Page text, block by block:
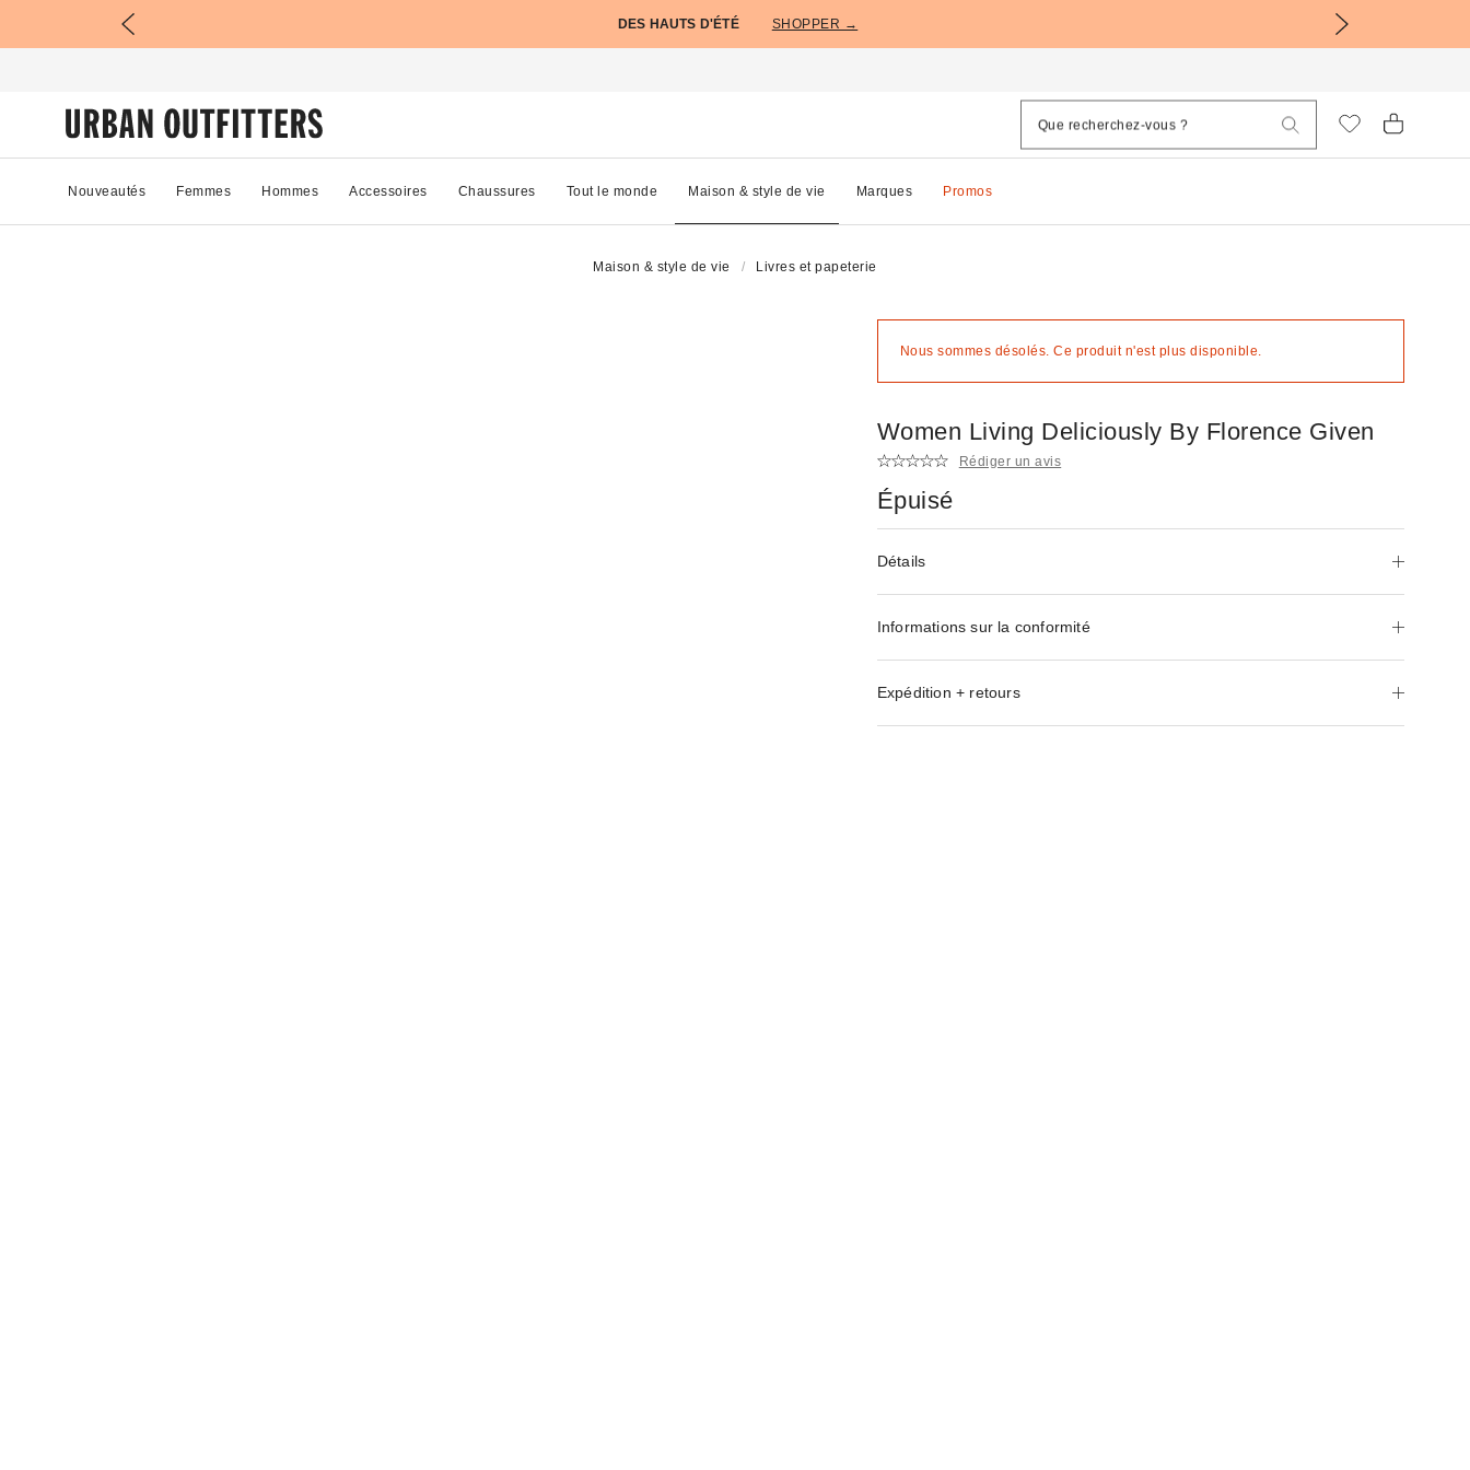
DES HAUTS D'ÉTÉ SHOPPER →
Nouveautés Femmes Hommes Accessoires Chaussures Tout le monde Maison & style de vie Marques Promos
Maison & style de vie Livres et papeterie
Nous sommes désolés. Ce produit n'est plus disponible.
Women Living Deliciously By Florence Given
Rédiger un avis
Épuisé
Détails
Informations sur la conformité
Expédition + retours